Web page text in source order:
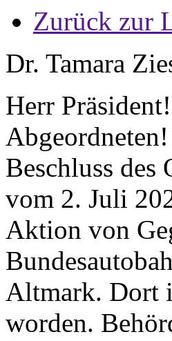
Zurück zur
Dr. Tamara
Herr
Beschluss des
vom 2. Juli
Aktion von
Altmark. Dort
worden.